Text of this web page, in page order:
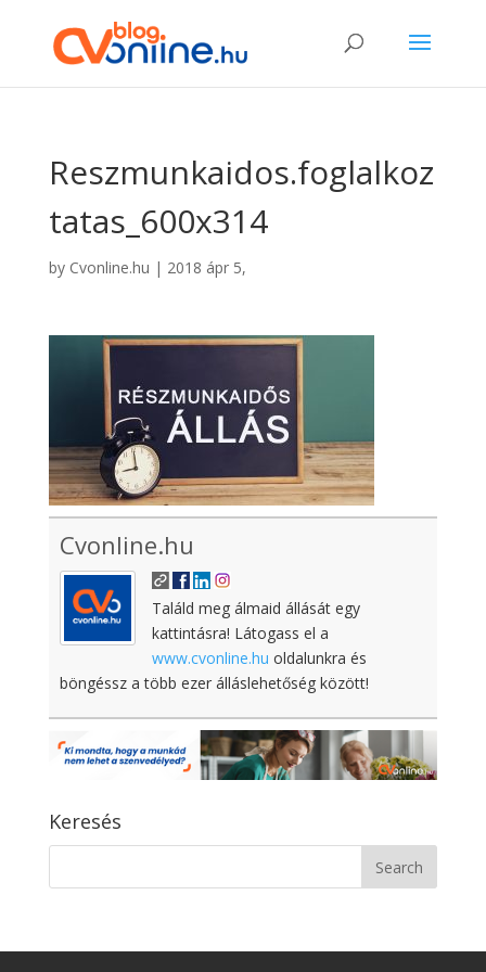
Reszmunkaidos.foglalkoz
tatas_600x314
by Cvonline.hu | 2018 ápr 5,
Cvonline.hu
Találd meg álmaid állását egy
kattintásra! Látogass el a
www.cvonline.hu oldalunkra és
böngéssz a több ezer álláslehetőség között!
Keresés